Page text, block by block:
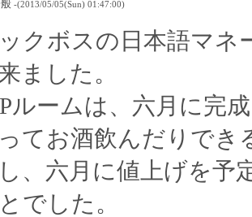
-(2013/05/05(Sun) 01:47:00)
クボスの日本語マネ
ました。
ルームは、六月に完
てお酒飲んだりでき
、六月に値上げを予
でした。